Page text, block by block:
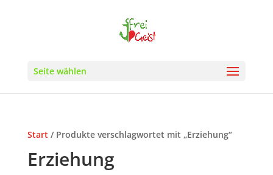
Seite wählen
Start / Produkte verschlagwortet mit „Erziehung“
Erziehung